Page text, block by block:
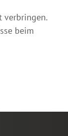
verbringen.
beim